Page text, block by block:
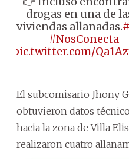
drogas en una de
viviendas allanadas.
#NosConecta
pic.twitter.com/
El subcomisario Jhony
obtuvieron datos
hacia la zona de Villa
realizaron cuatro